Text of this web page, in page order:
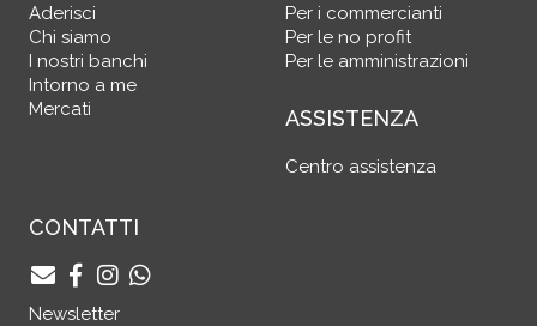
Aderisci
Chi siamo
I nostri banchi
Intorno a me
Mercati
Per i commercianti
Per le no profit
Per le amministrazioni
ASSISTENZA
Centro assistenza
CONTATTI
Newsletter